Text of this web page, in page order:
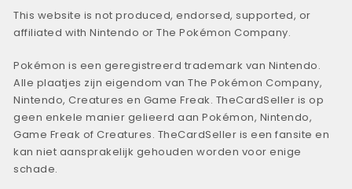
This website is not produced, endorsed, supported, or
affiliated with Nintendo or The Pokémon Company.
Pokémon is een geregistreerd trademark van Nintendo.
Alle plaatjes zijn eigendom van The Pokémon Company,
Nintendo, Creatures en Game Freak. TheCardSeller is op
geen enkele manier gelieerd aan Pokémon, Nintendo,
Game Freak of Creatures. TheCardSeller is een fansite en
kan niet aansprakelijk gehouden worden voor enige
schade.